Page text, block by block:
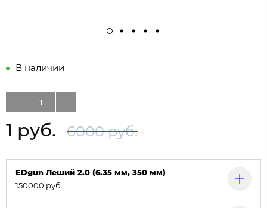
В наличии
1 руб. 6000 руб.
EDgun Леший 2.0 (6.35 мм, 350 мм)
150000 руб.